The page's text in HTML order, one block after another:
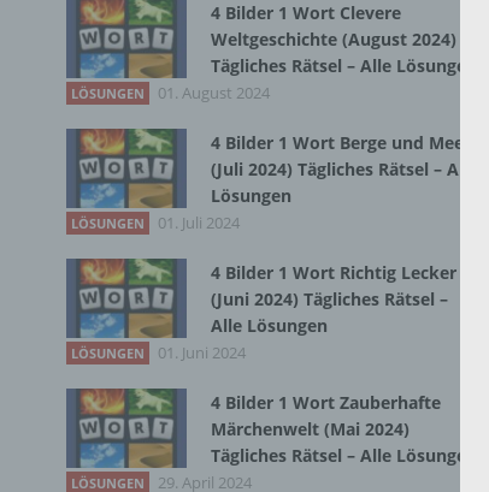
4 Bilder 1 Wort Clevere
Weltgeschichte (August 2024)
Tägliches Rätsel – Alle Lösungen
LÖSUNGEN 01. August 2024
4 Bilder 1 Wort Berge und Meer
(Juli 2024) Tägliches Rätsel – Alle
Lösungen
LÖSUNGEN 01. Juli 2024
4 Bilder 1 Wort Richtig Lecker
(Juni 2024) Tägliches Rätsel –
Alle Lösungen
LÖSUNGEN 01. Juni 2024
4 Bilder 1 Wort Zauberhafte
Märchenwelt (Mai 2024)
Tägliches Rätsel – Alle Lösungen
LÖSUNGEN 29. April 2024